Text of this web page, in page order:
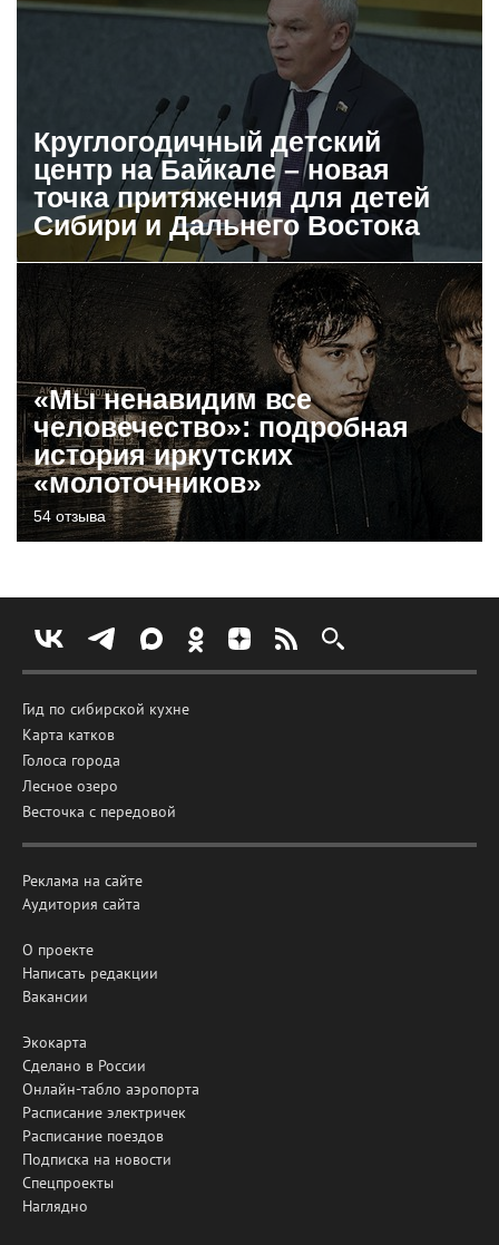
Круглогодичный детский
центр на Байкале – новая
точка притяжения для детей
Сибири и Дальнего Востока
«Мы ненавидим все
человечество»: подробная
история иркутских
«молоточников»
54 отзыва
Гид по сибирской кухне
Карта катков
Голоса города
Лесное озеро
Весточка с передовой
Реклама на сайте
Аудитория сайта
О проекте
Написать редакции
Вакансии
Экокарта
Сделано в России
Онлайн-табло аэропорта
Расписание электричек
Расписание поездов
Подписка на новости
Спецпроекты
Наглядно